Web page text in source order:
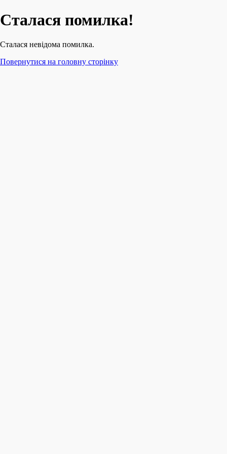
Сталася помилка!
Сталася невідома помилка.
Повернутися на головну сторінку